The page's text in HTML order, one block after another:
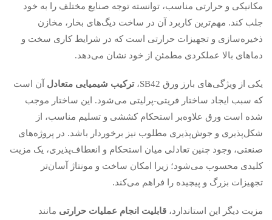
مکانیکی و حرارتی مناسب، توانسته توجه صنایع مختلف را به خود
جلب کند. مهم‌ترین کاربرد آن در ساخت دیگ‌های بخار، مخازن
ذخیره‌سازی و تجهیزات حرارتی است که در شرایط کاری سخت و
دماهای بالا عملکردی مطمئن از خود نشان می‌دهد.
یکی از ویژگی‌های بارز ورق SB42، ترکیب شیمیایی متعادل آن است
که سبب ایجاد ساختار فریتی-پرلیتی می‌شود. این ساختار موجب
شده است ورق علاوه‌بر استحکام کششی و تسلیم مناسب، از
شکل‌پذیری و جوش‌پذیری مطلوب نیز برخوردار باشد. در پروژه‌های
صنعتی، وجود چنین تعادلی میان استحکام و انعطاف‌پذیری، یک مزیت
کلیدی محسوب می‌شود؛ زیرا امکان ساخت و مونتاژ آسان‌تر
تجهیزات بزرگ و پیچیده را فراهم می‌کند.
مزیت دیگر این استاندارد، قابلیت انجام عملیات حرارتی مانند